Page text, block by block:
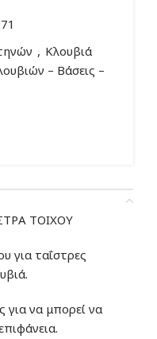
, Κλουβιά
– Βάσεις –
ΤΟΙΧΟΥ
για ταΐστρες
για να μπορεί να